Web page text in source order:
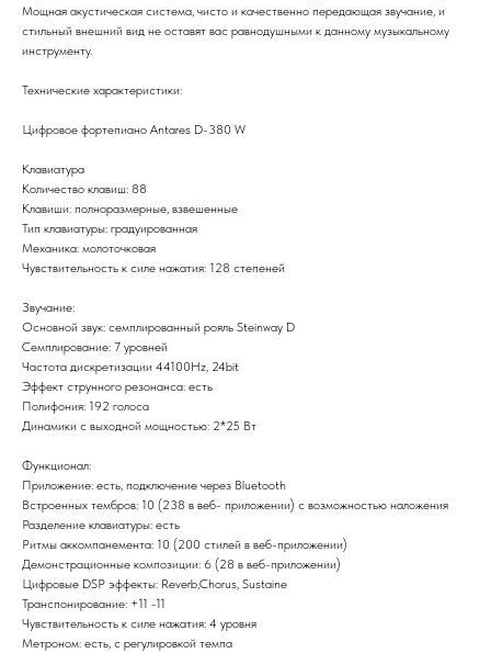
Мощная акустическая система, чисто и качественно передающая звучание, и
стильный внешний вид не оставят вас равнодушными к данному музыкальному
инструменту.
Технические характеристики:
Цифровое фортепиано Antares D-380 W
Клавиатура
Количество клавиш: 88
Клавиши: полноразмерные, взвешенные
Тип клавиатуры: градуированная
Механика: молоточковая
Чувствительность к силе нажатия: 128 степеней
Звучание:
Основной звук: семплированный рояль Steinway D
Семплирование: 7 уровней
Частота дискретизации 44100Hz, 24bit
Эффект струнного резонанса: есть
Полифония: 192 голоса
Динамики с выходной мощностью: 2*25 Вт
Функционал:
Приложение: есть, подключение через Bluetooth
Встроенных тембров: 10 (238 в веб- приложении) с возможностью наложения
Разделение клавиатуры: есть
Ритмы аккомпанемента: 10 (200 стилей в веб-приложении)
Демонстрационные композиции: 6 (28 в веб-приложении)
Цифровые DSP эффекты: Reverb,Chorus, Sustaine
Транспонирование: +11 -11
Чувствительность к силе нажатия: 4 уровня
Метроном: есть, с регулировкой темпа